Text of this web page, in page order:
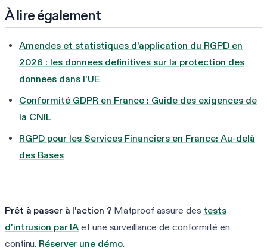
À lire également
Amendes et statistiques d'application du RGPD en
2026 : les donnees definitives sur la protection des
donnees dans l'UE
Conformité GDPR en France : Guide des exigences de
la CNIL
RGPD pour les Services Financiers en France: Au-delà
des Bases
Prêt à passer à l'action ? Matproof assure des tests
d'intrusion par IA et une surveillance de conformité en
continu. Réserver une démo.